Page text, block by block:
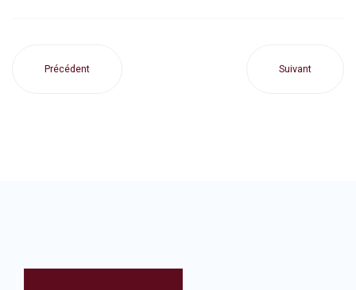
Précédent Suivant